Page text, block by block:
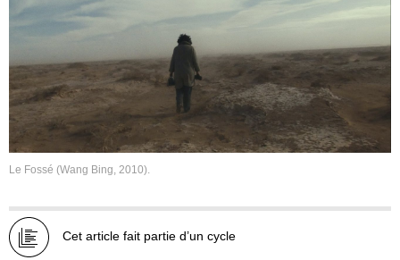
Le Fossé (Wang Bing, 2010).
Cet article fait partie d’un cycle